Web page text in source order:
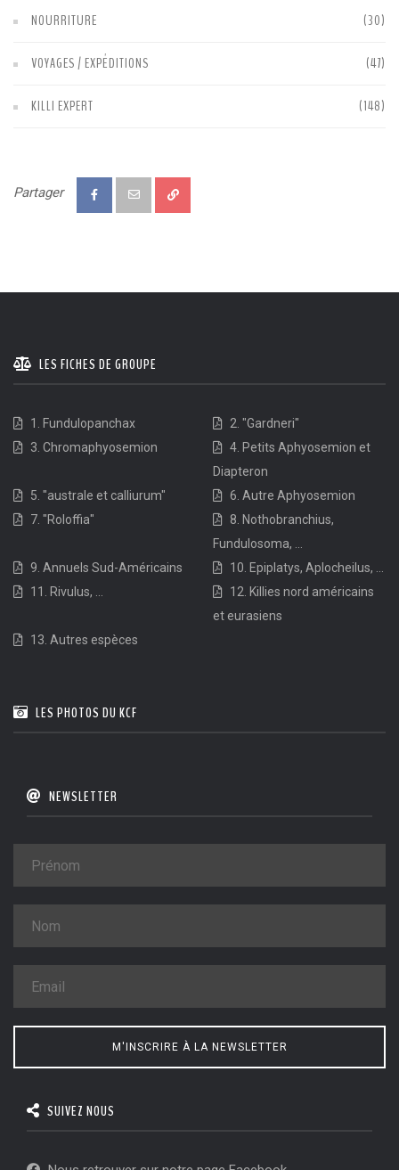
NOURRITURE (30)
VOYAGES / EXPÉDITIONS (47)
KILLI EXPERT (148)
Partager
LES FICHES DE GROUPE
1. Fundulopanchax
2. "Gardneri"
3. Chromaphyosemion
4. Petits Aphyosemion et
Diapteron
5. "australe et calliurum"
6. Autre Aphyosemion
7. "Roloffia"
8. Nothobranchius,
Fundulosoma, ...
9. Annuels Sud-Américains
10. Epiplatys, Aplocheilus, ...
11. Rivulus, ...
12. Killies nord américains
et eurasiens
13. Autres espèces
LES PHOTOS DU KCF
NEWSLETTER
M'INSCRIRE À LA NEWSLETTER
SUIVEZ NOUS